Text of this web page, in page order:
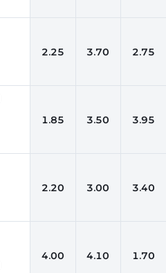
2.25 3.70 2.75
1.85 3.50 3.95
2.20 3.00 3.40
4.00 4.10 1.70